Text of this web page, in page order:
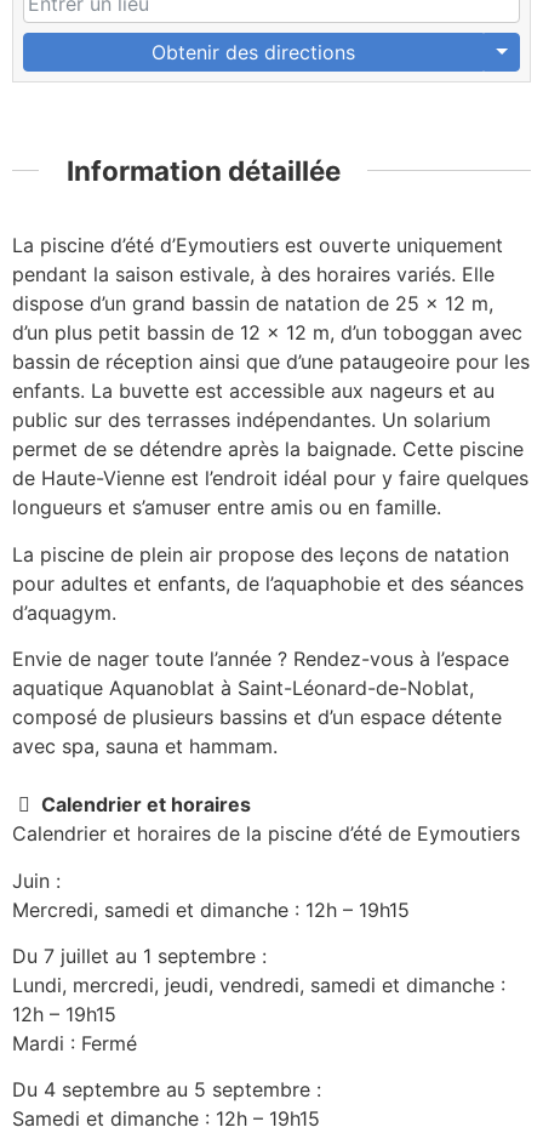
Obtenir des directions
Information détaillée
La piscine d’été d’Eymoutiers est ouverte uniquement
pendant la saison estivale, à des horaires variés. Elle
dispose d’un grand bassin de natation de 25 x 12 m,
d’un plus petit bassin de 12 x 12 m, d’un toboggan avec
bassin de réception ainsi que d’une pataugeoire pour les
enfants. La buvette est accessible aux nageurs et au
public sur des terrasses indépendantes. Un solarium
permet de se détendre après la baignade. Cette piscine
de Haute-Vienne est l’endroit idéal pour y faire quelques
longueurs et s’amuser entre amis ou en famille.
La piscine de plein air propose des leçons de natation
pour adultes et enfants, de l’aquaphobie et des séances
d’aquagym.
Envie de nager toute l’année ? Rendez-vous à l’espace
aquatique Aquanoblat à Saint-Léonard-de-Noblat,
composé de plusieurs bassins et d’un espace détente
avec spa, sauna et hammam.
Calendrier et horaires
Calendrier et horaires de la piscine d’été de Eymoutiers
Juin :
Mercredi, samedi et dimanche : 12h – 19h15
Du 7 juillet au 1 septembre :
Lundi, mercredi, jeudi, vendredi, samedi et dimanche :
12h – 19h15
Mardi : Fermé
Du 4 septembre au 5 septembre :
Samedi et dimanche : 12h – 19h15